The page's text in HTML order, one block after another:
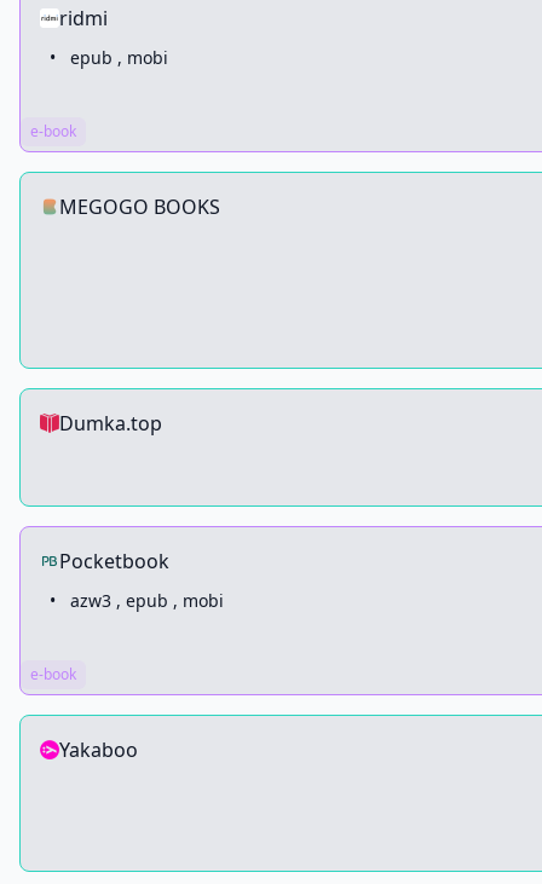
ridmi
• epub , mobi
e-book
MEGOGO BOOKS
Dumka.top
Pocketbook
• azw3 , epub , mobi
e-book
Yakaboo